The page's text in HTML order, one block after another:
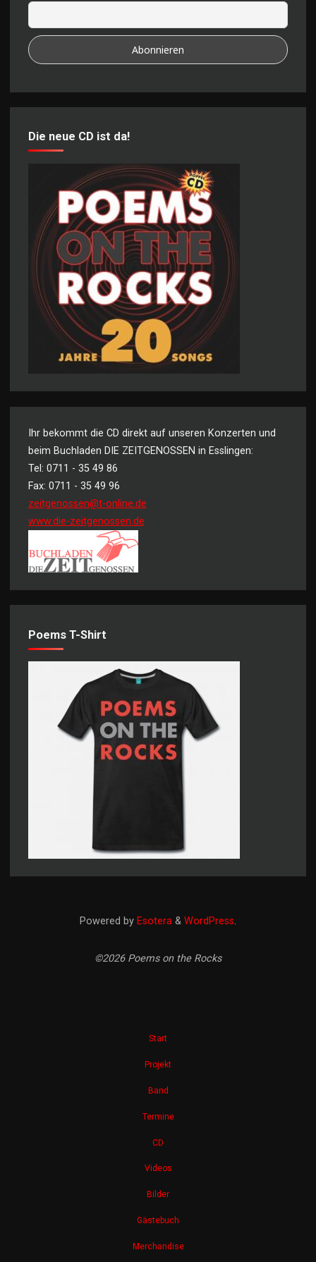
Die neue CD ist da!
Ihr bekommt die CD direkt auf unseren Konzerten und
beim Buchladen DIE ZEITGENOSSEN in Esslingen:
Tel: 0711 - 35 49 86
Fax: 0711 - 35 49 96
zeitgenossen@t-online.de
www.die-zeitgenossen.de
Poems T-Shirt
Powered by Esotera & WordPress.
©2026 Poems on the Rocks
Start
Projekt
Band
Termine
CD
Videos
Bilder
Gästebuch
Merchandise